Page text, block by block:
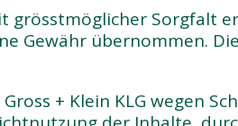
grösstmöglicher Sorgfalt
Gewähr übernommen.
+ Klein KLG wegen